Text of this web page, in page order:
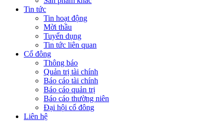
Tin tức
Tin hoạt động
Mời thầu
Tuyển dụng
Tin tức liên quan
Cổ đông
Thông báo
Quản trị tài chính
Báo cáo tài chính
Báo cáo quản trị
Báo cáo thường niên
Đại hội cổ đông
Liên hệ